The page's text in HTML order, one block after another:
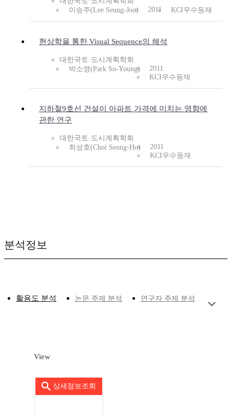
이승주(Lee Seung-Joo)
2011 KCI우수등재
현상학을 통한 Visual Sequence의 해석
대한국토·도시계획학회
박소영(Park So-Young)
2011
KCI우수등재
지하철9호선 건설이 아파트 가격에 미치는 영향에
관한 연구
대한국토·도시계획학회
최성호(Choi Seong-Ho)
2011
KCI우수등재
분석정보
활용도 분석 논문 주제 분석 연구자 주제 분석
View
상세정보조회